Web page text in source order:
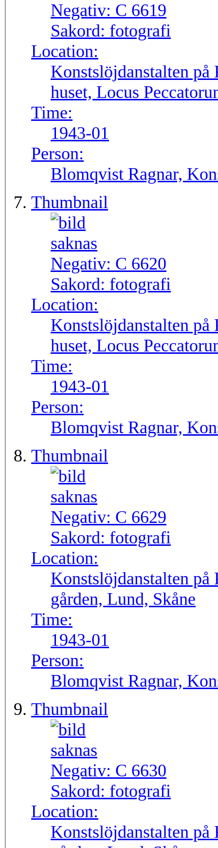
Negativ: C 6619
Sakord: fotografi
Location:
Konstslöjdanstalten
huset, Locus
Time:
1943-01
Person:
Blomqvist Ragnar,
Thumbnail
Negativ: C 6620
Sakord: fotografi
Location:
Konstslöjdanstalten
huset, Locus
Time:
1943-01
Person:
Blomqvist Ragnar,
Thumbnail
Negativ: C 6629
Sakord: fotografi
Location:
Konstslöjdanstalten
gården, Lund, Skåne
Time:
1943-01
Person:
Blomqvist Ragnar,
Thumbnail
Negativ: C 6630
Sakord: fotografi
Location:
Konstslöjdanstalten